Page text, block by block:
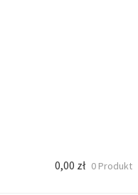
0,00 zł 0 Produkt